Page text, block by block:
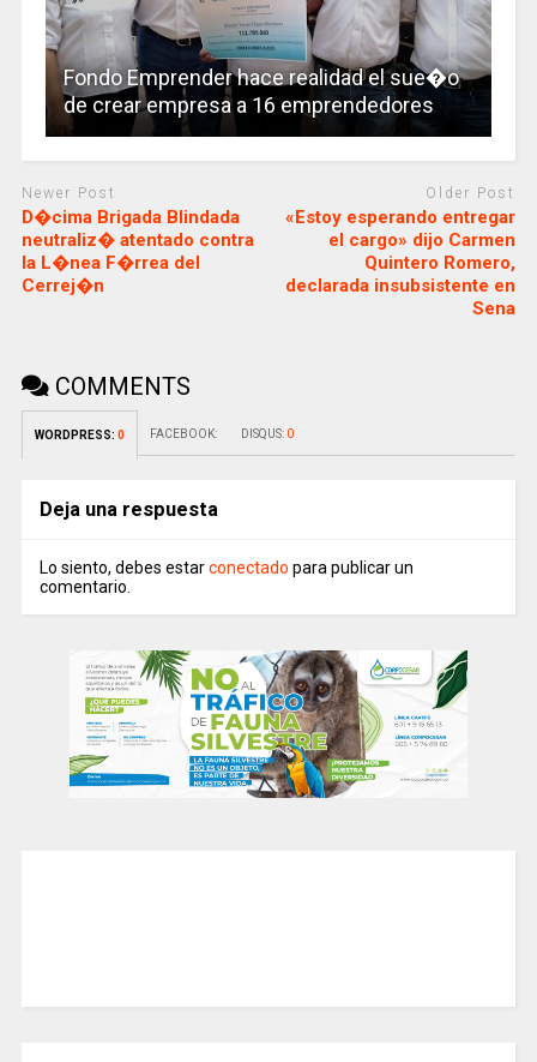
Fondo Emprender hace realidad el sue�o
de crear empresa a 16 emprendedores
Newer Post
D�cima Brigada Blindada
neutraliz� atentado contra
la L�nea F�rrea del
Cerrej�n
Older Post
«Estoy esperando entregar
el cargo» dijo Carmen
Quintero Romero,
declarada insubsistente en
Sena
COMMENTS
WORDPRESS: 0 FACEBOOK: DISQUS: 0
Deja una respuesta
Lo siento, debes estarconectado para publicar un
comentario.